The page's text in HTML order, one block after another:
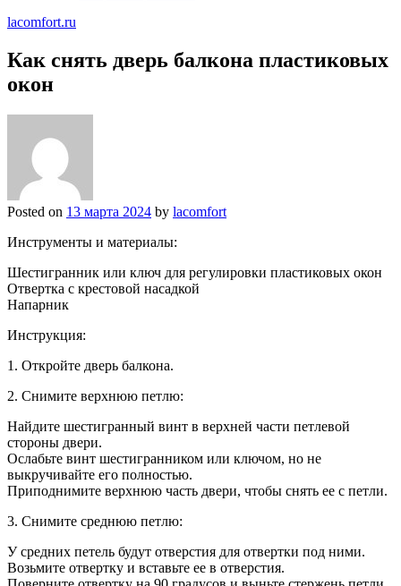
lacomfort.ru
Как снять дверь балкона пластиковых
окон
Posted on 13 марта 2024 by lacomfort
Инструменты и материалы:
Шестигранник или ключ для регулировки пластиковых окон
Отвертка с крестовой насадкой
Напарник
Инструкция:
1. Откройте дверь балкона.
2. Снимите верхнюю петлю:
Найдите шестигранный винт в верхней части петлевой
стороны двери.
Ослабьте винт шестигранником или ключом, но не
выкручивайте его полностью.
Приподнимите верхнюю часть двери, чтобы снять ее с петли.
3. Снимите среднюю петлю:
У средних петель будут отверстия для отвертки под ними.
Возьмите отвертку и вставьте ее в отверстия.